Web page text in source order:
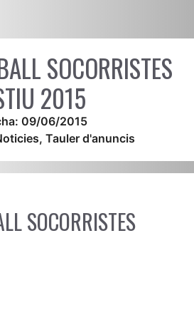
SOCORRISTES
2015
09/06/2015
, Tauler d'anuncis
SOCORRISTES